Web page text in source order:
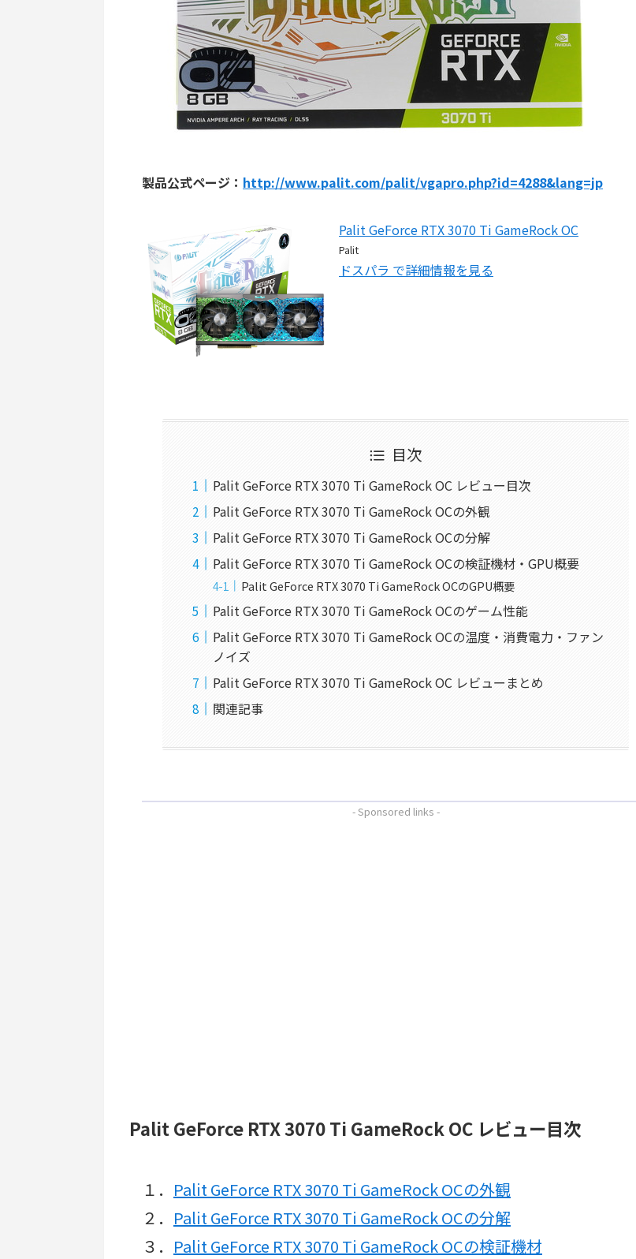
製品公式ページ： http://www.palit.com/palit/vgapro.php?id=4288&lang=jp
Palit GeForce RTX 3070 Ti GameRock OC
Palit
ドスパラ で詳細情報を見る
目次
Palit GeForce RTX 3070 Ti GameRock OC レビュー目次
Palit GeForce RTX 3070 Ti GameRock OCの外観
Palit GeForce RTX 3070 Ti GameRock OCの分解
Palit GeForce RTX 3070 Ti GameRock OCの検証機材・GPU概要
Palit GeForce RTX 3070 Ti GameRock OCのGPU概要
Palit GeForce RTX 3070 Ti GameRock OCのゲーム性能
Palit GeForce RTX 3070 Ti GameRock OCの温度・消費電力・ファン
ノイズ
Palit GeForce RTX 3070 Ti GameRock OC レビューまとめ
関連記事
- Sponsored links -
Palit GeForce RTX 3070 Ti GameRock OC レビュー目次
１． Palit GeForce RTX 3070 Ti GameRock OCの外観
２． Palit GeForce RTX 3070 Ti GameRock OCの分解
３． Palit GeForce RTX 3070 Ti GameRock OCの検証機材